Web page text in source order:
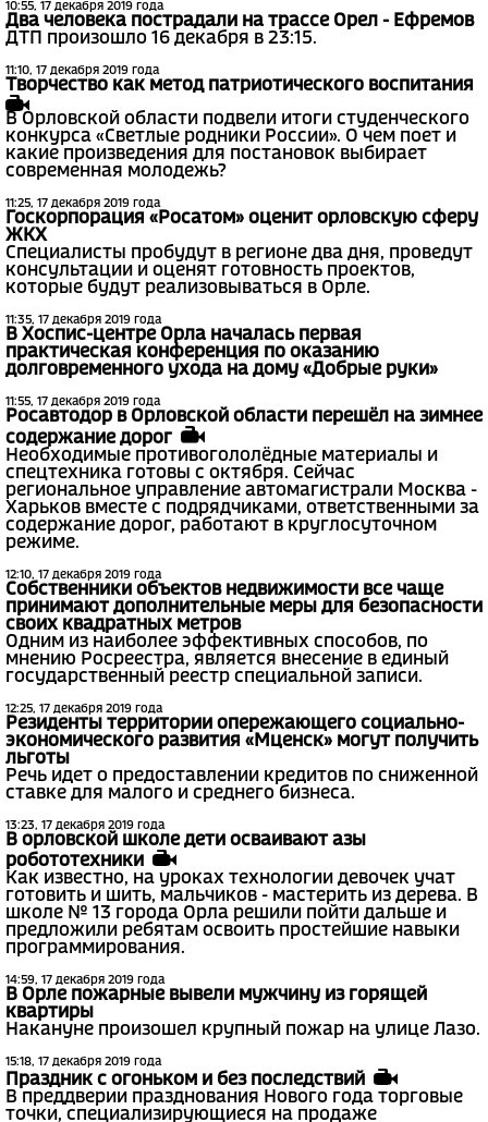
10:55, 17 декабря 2019 года
Два человека пострадали на трассе Орел - Ефремов
ДТП произошло 16 декабря в 23:15.
11:10, 17 декабря 2019 года
Творчество как метод патриотического воспитания
В Орловской области подвели итоги студенческого
конкурса «Светлые родники России». О чем поет и
какие произведения для постановок выбирает
современная молодежь?
11:25, 17 декабря 2019 года
Госкорпорация «Росатом» оценит орловскую сферу
ЖКХ
Специалисты пробудут в регионе два дня, проведут
консультации и оценят готовность проектов,
которые будут реализовываться в Орле.
11:35, 17 декабря 2019 года
В Хоспис-центре Орла началась первая
практическая конференция по оказанию
долговременного ухода на дому «Добрые руки»
11:55, 17 декабря 2019 года
Росавтодор в Орловской области перешёл на зимнее
содержание дорог
Необходимые противогололёдные материалы и
спецтехника готовы с октября. Сейчас
региональное управление автомагистрали Москва -
Харьков вместе с подрядчиками, ответственными за
содержание дорог, работают в круглосуточном
режиме.
12:10, 17 декабря 2019 года
Собственники объектов недвижимости все чаще
принимают дополнительные меры для безопасности
своих квадратных метров
Одним из наиболее эффективных способов, по
мнению Росреестра, является внесение в единый
государственный реестр специальной записи.
12:25, 17 декабря 2019 года
Резиденты территории опережающего социально-
экономического развития «Мценск» могут получить
льготы
Речь идет о предоставлении кредитов по сниженной
ставке для малого и среднего бизнеса.
13:23, 17 декабря 2019 года
В орловской школе дети осваивают азы
робототехники
Как известно, на уроках технологии девочек учат
готовить и шить, мальчиков - мастерить из дерева. В
школе № 13 города Орла решили пойти дальше и
предложили ребятам освоить простейшие навыки
программирования.
14:59, 17 декабря 2019 года
В Орле пожарные вывели мужчину из горящей
квартиры
Накануне произошел крупный пожар на улице Лазо.
15:18, 17 декабря 2019 года
Праздник с огоньком и без последствий
В преддверии празднования Нового года торговые
точки, специализирующиеся на продаже